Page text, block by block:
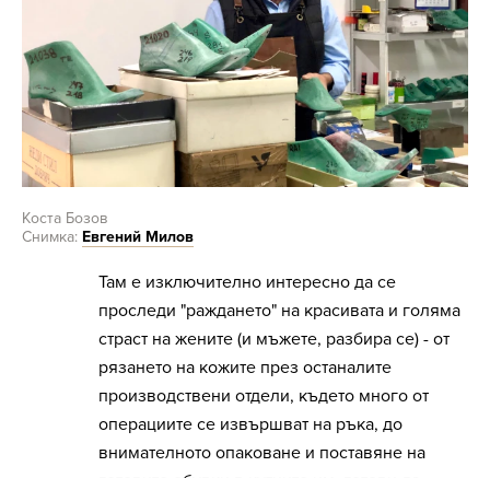
Коста Бозов
Снимка: Евгений Милов
Там е изключително интересно да се
проследи "раждането" на красивата и голяма
страст на жените (и мъжете, разбира се) - от
рязането на кожите през останалите
производствени отдели, където много от
операциите се извършват на ръка, до
внимателното опаковане и поставяне на